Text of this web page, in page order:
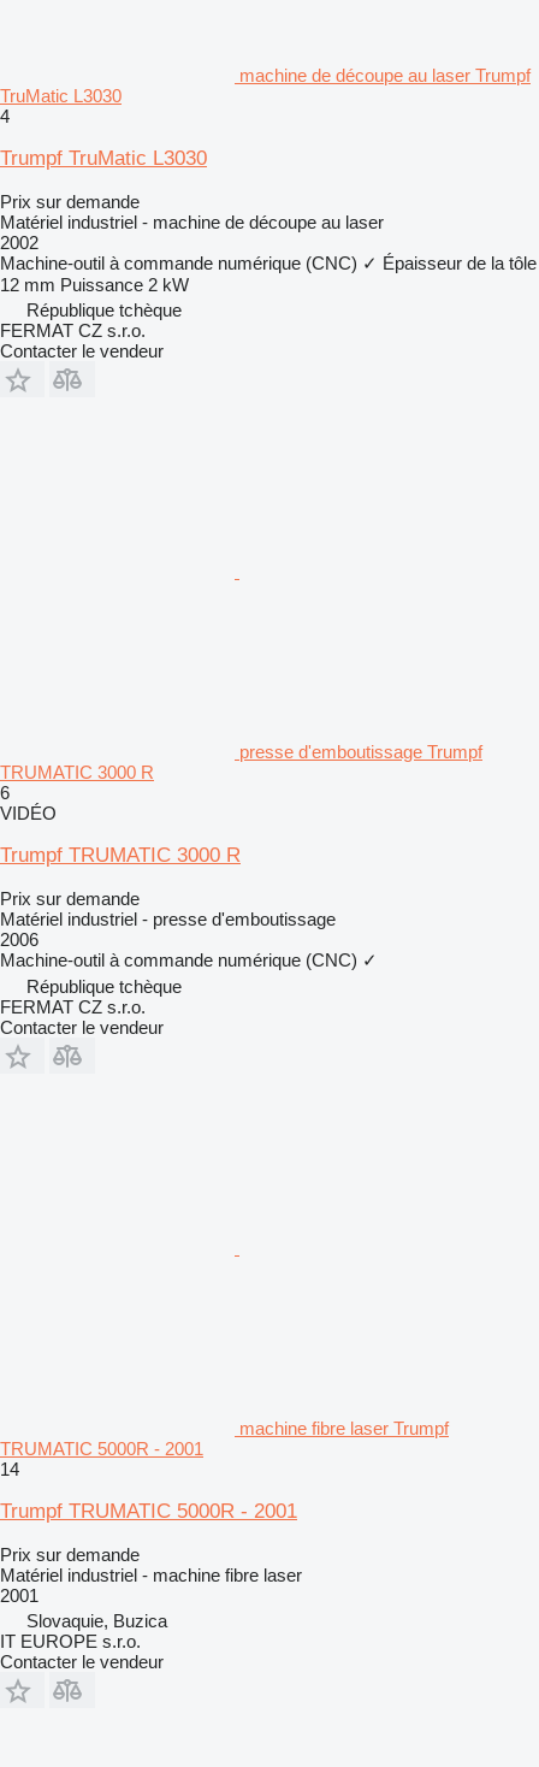
machine de découpe au laser Trumpf
TruMatic L3030
4
Trumpf TruMatic L3030
Prix sur demande
Matériel industriel - machine de découpe au laser
2002
Machine-outil à commande numérique (CNC) ✓ Épaisseur de la tôle
12 mm Puissance 2 kW
République tchèque
FERMAT CZ s.r.o.
Contacter le vendeur
presse d'emboutissage Trumpf
TRUMATIC 3000 R
6
VIDÉO
Trumpf TRUMATIC 3000 R
Prix sur demande
Matériel industriel - presse d'emboutissage
2006
Machine-outil à commande numérique (CNC) ✓
République tchèque
FERMAT CZ s.r.o.
Contacter le vendeur
machine fibre laser Trumpf
TRUMATIC 5000R - 2001
14
Trumpf TRUMATIC 5000R - 2001
Prix sur demande
Matériel industriel - machine fibre laser
2001
Slovaquie, Buzica
IT EUROPE s.r.o.
Contacter le vendeur